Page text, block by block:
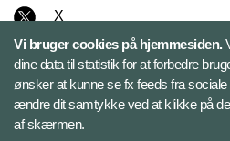
X
Instagram
Bluesky
Vi bruger cookies på hjemmesiden.
dine data til statistik for at forbedre
ønsker at kunne se fx feeds fra
ændre dit samtykke ved at klikke på
af skærmen.